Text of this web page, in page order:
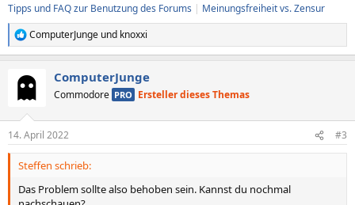
Tipps und FAQ zur Benutzung des Forums | Meinungsfreiheit vs. Zensur
R
e
e
n
ComputerJunge und knoxxi
ComputerJunge
Commodore PRO Ersteller dieses Themas
14. April 2022 #3
Steffen schrieb:
Das Problem sollte also behoben sein. Kannst du nochmal